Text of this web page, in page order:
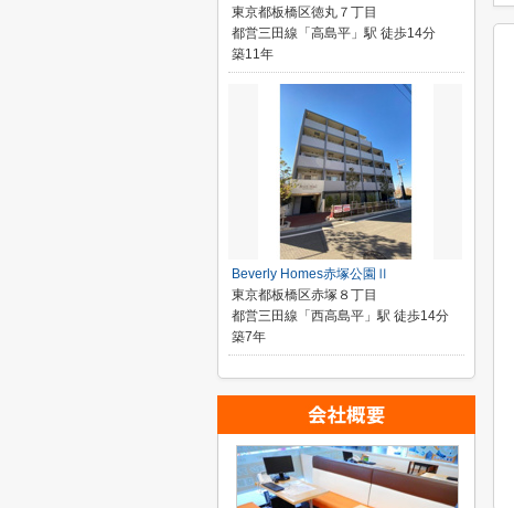
東京都板橋区徳丸７丁目
都営三田線「高島平」駅 徒歩14分
築11年
Beverly Homes赤塚公園Ⅱ
東京都板橋区赤塚８丁目
都営三田線「西高島平」駅 徒歩14分
築7年